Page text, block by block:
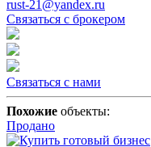
rust-21@yandex.ru
Связаться с брокером
Связаться с нами
Похожие объекты:
Продано